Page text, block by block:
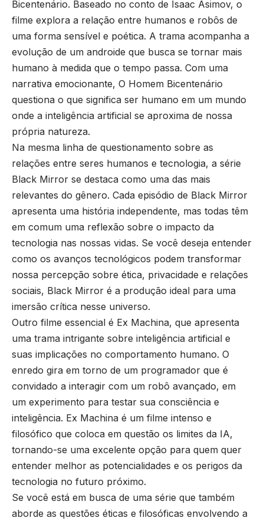
Bicentenário. Baseado no conto de Isaac Asimov, o
filme explora a relação entre humanos e robôs de
uma forma sensível e poética. A trama acompanha a
evolução de um androide que busca se tornar mais
humano à medida que o tempo passa. Com uma
narrativa emocionante, O Homem Bicentenário
questiona o que significa ser humano em um mundo
onde a inteligência artificial se aproxima de nossa
própria natureza.
Na mesma linha de questionamento sobre as
relações entre seres humanos e tecnologia, a série
Black Mirror se destaca como uma das mais
relevantes do gênero. Cada episódio de Black Mirror
apresenta uma história independente, mas todas têm
em comum uma reflexão sobre o impacto da
tecnologia nas nossas vidas. Se você deseja entender
como os avanços tecnológicos podem transformar
nossa percepção sobre ética, privacidade e relações
sociais, Black Mirror é a produção ideal para uma
imersão crítica nesse universo.
Outro filme essencial é Ex Machina, que apresenta
uma trama intrigante sobre inteligência artificial e
suas implicações no comportamento humano. O
enredo gira em torno de um programador que é
convidado a interagir com um robô avançado, em
um experimento para testar sua consciência e
inteligência. Ex Machina é um filme intenso e
filosófico que coloca em questão os limites da IA,
tornando-se uma excelente opção para quem quer
entender melhor as potencialidades e os perigos da
tecnologia no futuro próximo.
Se você está em busca de uma série que também
aborde as questões éticas e filosóficas envolvendo a